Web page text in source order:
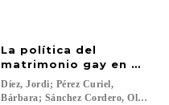
La política del
matrimonio gay en
Díez, Jordi; Pérez Curiel,
Bárbara; Sánchez Cordero, Olga...